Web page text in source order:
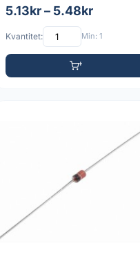
5.13kr – 5.48kr
Kvantitet: Min: 1